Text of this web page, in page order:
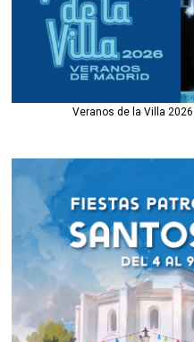
Veranos de la Villa